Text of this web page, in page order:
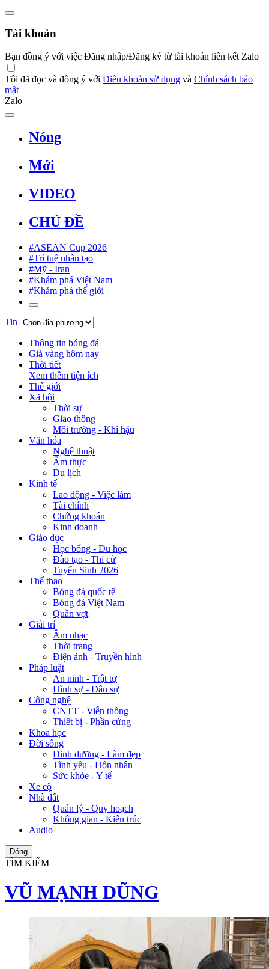
Tài khoản
Bạn đồng ý với việc Đăng nhập/Đăng ký từ tài khoản liên kết Zalo
Tôi đã đọc và đồng ý với Điều khoản sử dụng và Chính sách bảo
mật
Zalo
Nóng
Mới
VIDEO
CHỦ ĐỀ
#ASEAN Cup 2026
#Trí tuệ nhân tạo
#Mỹ - Iran
#Khám phá Việt Nam
#Khám phá thế giới
Tin
Thông tin bóng đá
Giá vàng hôm nay
Thời tiết
Xem thêm tiện ích
Thế giới
Xã hội
Thời sự
Giao thông
Môi trường - Khí hậu
Văn hóa
Nghệ thuật
Ẩm thực
Du lịch
Kinh tế
Lao động - Việc làm
Tài chính
Chứng khoán
Kinh doanh
Giáo dục
Học bổng - Du học
Đào tạo - Thi cử
Tuyển Sinh 2026
Thể thao
Bóng đá quốc tế
Bóng đá Việt Nam
Quần vợt
Giải trí
Âm nhạc
Thời trang
Điện ảnh - Truyền hình
Pháp luật
An ninh - Trật tự
Hình sự - Dân sự
Công nghệ
CNTT - Viễn thông
Thiết bị - Phần cứng
Khoa học
Đời sống
Dinh dưỡng - Làm đẹp
Tình yêu - Hôn nhân
Sức khỏe - Y tế
Xe cộ
Nhà đất
Quản lý - Quy hoạch
Không gian - Kiến trúc
Audio
Đóng
TÌM KIẾM
VŨ MẠNH DŨNG